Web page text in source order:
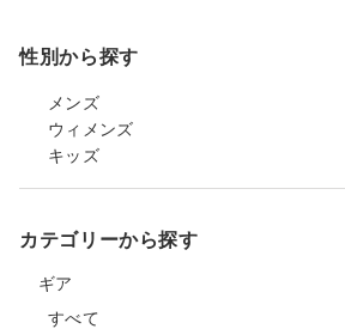
性別から探す
メンズ
ウィメンズ
キッズ
カテゴリーから探す
ギア
すべて